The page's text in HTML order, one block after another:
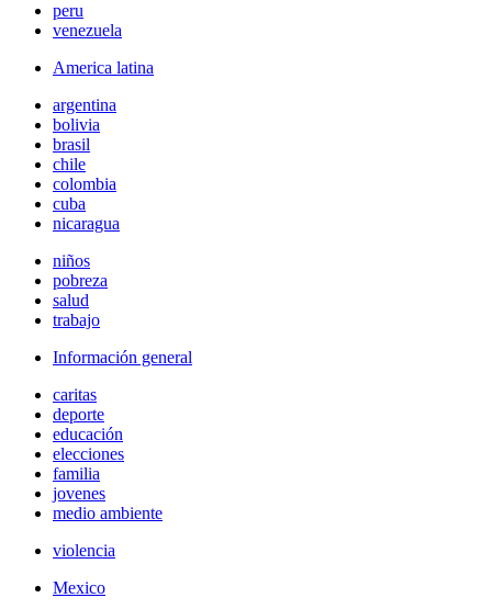
peru
venezuela
America latina
argentina
bolivia
brasil
chile
colombia
cuba
nicaragua
niños
pobreza
salud
trabajo
Información general
caritas
deporte
educación
elecciones
familia
jovenes
medio ambiente
violencia
Mexico